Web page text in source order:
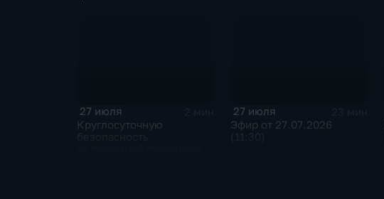
27 июля
Круглосуточную
27 июля
Эфир от 27.07.2026